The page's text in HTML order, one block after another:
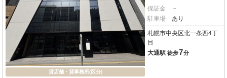
貸店舗・貸事務所(区分)
保証金
－
駐車場
あり
札幌市中央区北一条西4丁
目
大通駅 徒歩7分